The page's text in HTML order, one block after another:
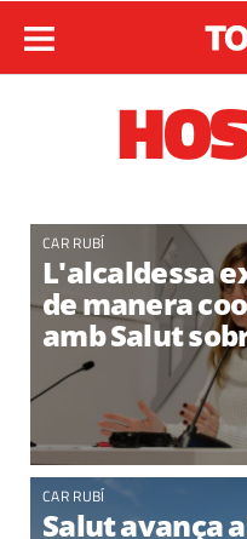
CAR RUBÍ
L'alcaldessa
de manera
amb Salut
CAR RUBÍ
Salut avança